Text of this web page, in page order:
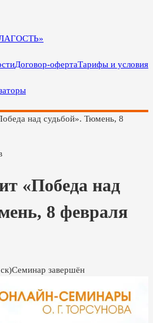
Договор-офертаТарифы и условия
над судьбой». Тюмень, 8
«Победа над
8 февраля
Семинар завершён